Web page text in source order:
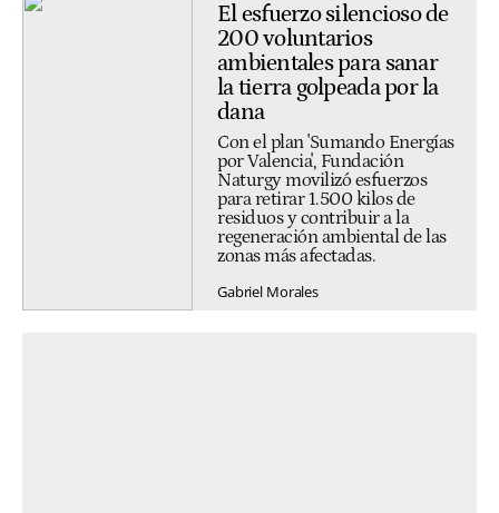
El esfuerzo silencioso de
200 voluntarios
ambientales para sanar
la tierra golpeada por la
dana
Con el plan 'Sumando Energías
por Valencia', Fundación
Naturgy movilizó esfuerzos
para retirar 1.500 kilos de
residuos y contribuir a la
regeneración ambiental de las
zonas más afectadas.
Gabriel Morales